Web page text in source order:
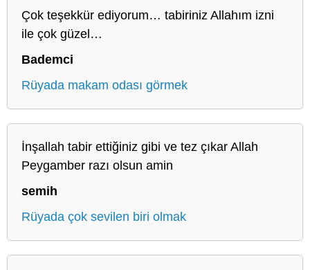
Çok teşekkür ediyorum… tabiriniz Allahım izni
ile çok güzel…
Bademci
Rüyada makam odası görmek
İnşallah tabir ettiğiniz gibi ve tez çıkar Allah
Peygamber razı olsun amin
semih
Rüyada çok sevilen biri olmak